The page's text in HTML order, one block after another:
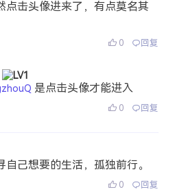
点击头像进来了，有点莫名其
0 回复
是点击头像才能进入
0 回复
自己想要的生活，孤独前行。
0 回复